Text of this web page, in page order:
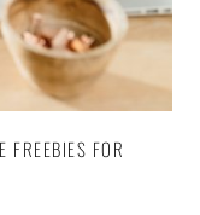
FREEBIES FOR